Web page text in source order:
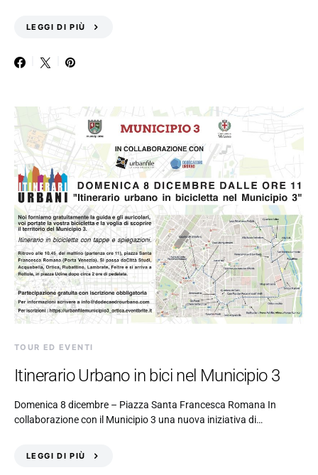
LEGGI DI PIÙ
TOUR ED EVENTI
Itinerario Urbano in bici nel Municipio 3
Domenica 8 dicembre – Piazza Santa Francesca Romana In
collaborazione con il Municipio 3 una nuova iniziativa di…
LEGGI DI PIÙ